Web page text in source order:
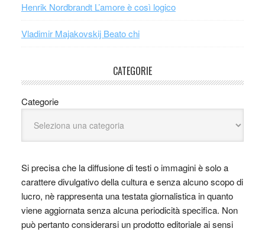
Henrik Nordbrandt L’amore è così logico
Vladimir Majakovskij Beato chi
CATEGORIE
Categorie
Si precisa che la diffusione di testi o immagini è solo a
carattere divulgativo della cultura e senza alcuno scopo di
lucro, nè rappresenta una testata giornalistica in quanto
viene aggiornata senza alcuna periodicità specifica. Non
può pertanto considerarsi un prodotto editoriale ai sensi